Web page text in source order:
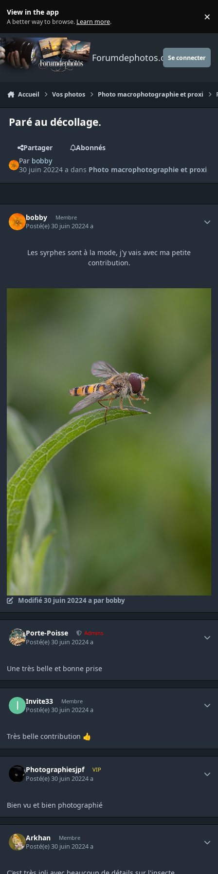
View in the app
A better way to browse. Learn more. ×
Forumdephotos.comSe connecter
Accueil Vos photos Photo macrophotographie et proxi
Paré au décollage.
Partager
Abonnés
Par bobby
30 juin 20224 a dans Photo macrophotographie et proxi
bobby Membre
Posté(e)30 juin 20224 a
Les syrphes sont à la mode, j'y vais avec ma petite
contribution.
Modifié30 juin 20224 a par bobby
Porte-Poisse Admins
Posté(e)30 juin 20224 a
Une très belle et bonne prise
Invite33 Membre
Posté(e)30 juin 20224 a
Très belle contribution 👍
Photographiesjpf VIP
Posté(e)30 juin 20224 a
Bien vu et bien photographié
Arkhan Membre
Posté(e)30 juin 20224 a